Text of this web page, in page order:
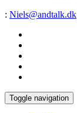
: Niels@andtalk.dk
Toggle navigation